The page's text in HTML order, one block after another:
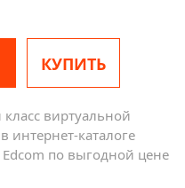
КУПИТЬ
виртуальной
интернет-каталоге
по выгодной цене